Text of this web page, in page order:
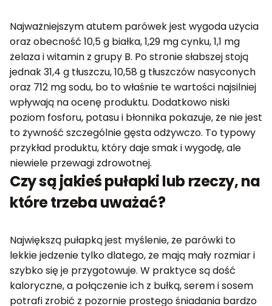
Najważniejszym atutem parówek jest wygoda użycia
oraz obecność 10,5 g białka, 1,29 mg cynku, 1,1 mg
żelaza i witamin z grupy B. Po stronie słabszej stoją
jednak 31,4 g tłuszczu, 10,58 g tłuszczów nasyconych
oraz 712 mg sodu, bo to właśnie te wartości najsilniej
wpływają na ocenę produktu. Dodatkowo niski
poziom fosforu, potasu i błonnika pokazuje, że nie jest
to żywność szczególnie gęsta odżywczo. To typowy
przykład produktu, który daje smak i wygodę, ale
niewiele przewagi zdrowotnej.
Czy są jakieś pułapki lub rzeczy, na
które trzeba uważać?
Największą pułapką jest myślenie, że parówki to
lekkie jedzenie tylko dlatego, że mają mały rozmiar i
szybko się je przygotowuje. W praktyce są dość
kaloryczne, a połączenie ich z bułką, serem i sosem
potrafi zrobić z pozornie prostego śniadania bardzo